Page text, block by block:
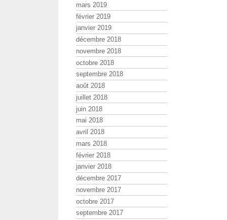
mars 2019
février 2019
janvier 2019
décembre 2018
novembre 2018
octobre 2018
septembre 2018
août 2018
juillet 2018
juin 2018
mai 2018
avril 2018
mars 2018
février 2018
janvier 2018
décembre 2017
novembre 2017
octobre 2017
septembre 2017